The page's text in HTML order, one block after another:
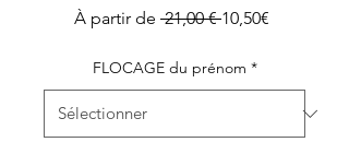
À partir de 21,00 € Prix
10,50€
FLOCAGE du prénom *